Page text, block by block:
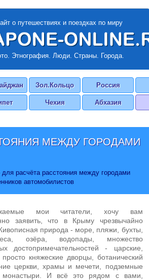
о путешествиях и поездках по миру
Этнография. Люди. Страны. Города.
Зол.Кольцо Россия
Чехия Абхазия
МЕЖДУ ГОРОДАМИ
для расчёта расстояния между городами
автомобилистов
мои читатели, хочу вам
заявить, что в Крыму чрезвычайно
природа - море, пляжи, бухты,
озёра, водопады, множество
достопримечательностей - царские,
княжеские дворцы, ботанический
церкви, храмы и мечети, подземные
монастыри. И всё это рядом с вами,